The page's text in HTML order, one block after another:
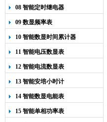
08 智能定时继电器
09 数显频率表
10 智能数显时间累计器
11 智能电压数显表
12 智能电流数显表
13 智能安培小时计
14 智能数显电能表
15 智能单相功率表